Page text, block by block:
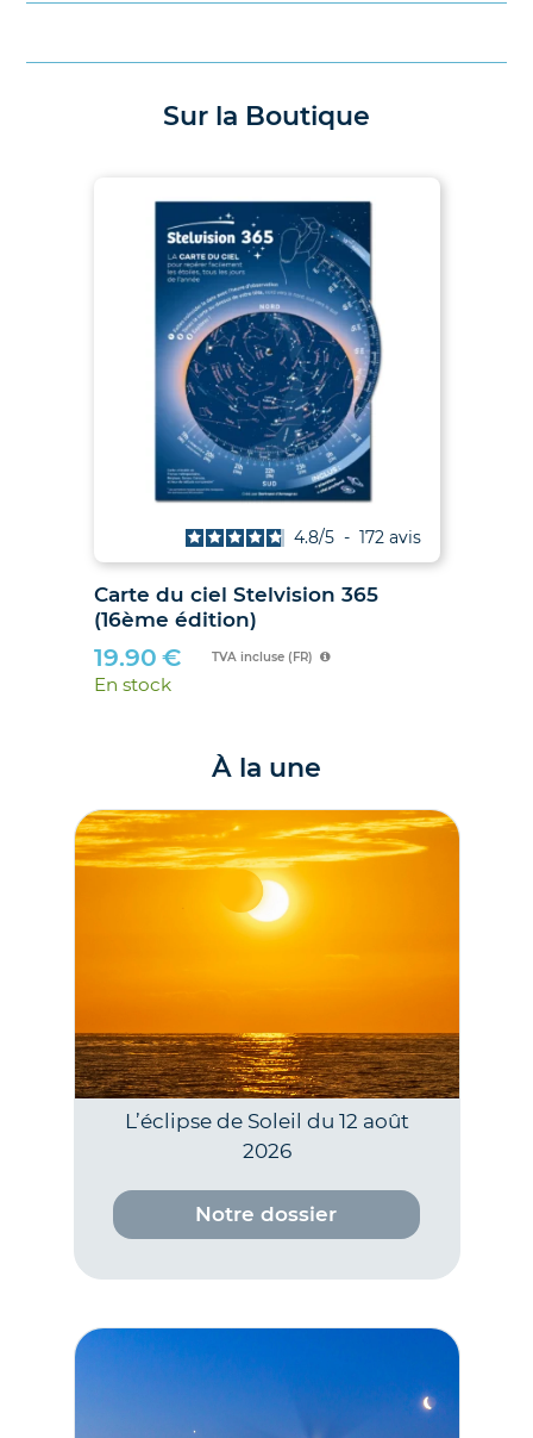
Sur la Boutique
Carte du ciel Stelvision 365
(16ème édition)
4.8/5 - 172 avis
19.90 € TVA incluse (FR)
En stock
À la une
L’éclipse de Soleil du 12 août
2026
Notre dossier